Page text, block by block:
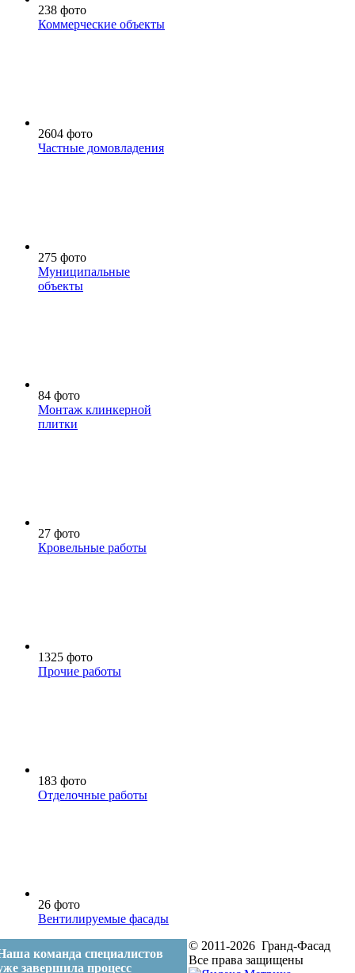
238 фото
Коммерческие объекты
2604 фото
Частные домовладения
275 фото
Муниципальные
объекты
84 фото
Монтаж клинкерной
плитки
27 фото
Кровельные работы
1325 фото
Прочие работы
183 фото
Отделочные работы
26 фото
Вентилируемые фасады
команда специалистов
завершила процесс
© 2011-2026 Гранд-Фасад
Все права защищены